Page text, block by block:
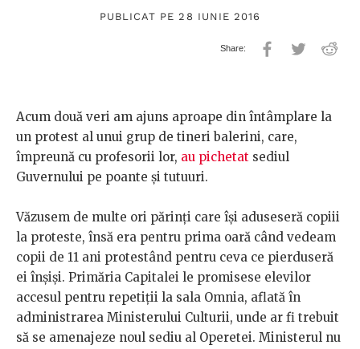
PUBLICAT PE 28 IUNIE 2016
Acum două veri am ajuns aproape din întâmplare la
un protest al unui grup de tineri balerini, care,
împreună cu profesorii lor, au pichetat sediul
Guvernului pe poante și tutuuri.
Văzusem de multe ori părinți care își aduseseră copiii
la proteste, însă era pentru prima oară când vedeam
copii de 11 ani protestând pentru ceva ce pierduseră
ei înșiși. Primăria Capitalei le promisese elevilor
accesul pentru repetiții la sala Omnia, aflată în
administrarea Ministerului Culturii, unde ar fi trebuit
să se amenajeze noul sediu al Operetei. Ministerul nu